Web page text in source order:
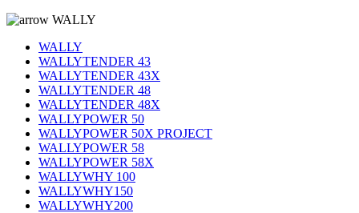
WALLY
WALLY
WALLYTENDER 43
WALLYTENDER 43X
WALLYTENDER 48
WALLYTENDER 48X
WALLYPOWER 50
WALLYPOWER 50X PROJECT
WALLYPOWER 58
WALLYPOWER 58X
WALLYWHY 100
WALLYWHY150
WALLYWHY200